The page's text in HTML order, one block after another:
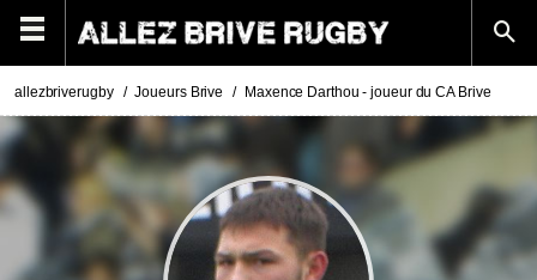
allezbriverugby Joueurs Brive Maxence Darthou - joueur du CA Brive